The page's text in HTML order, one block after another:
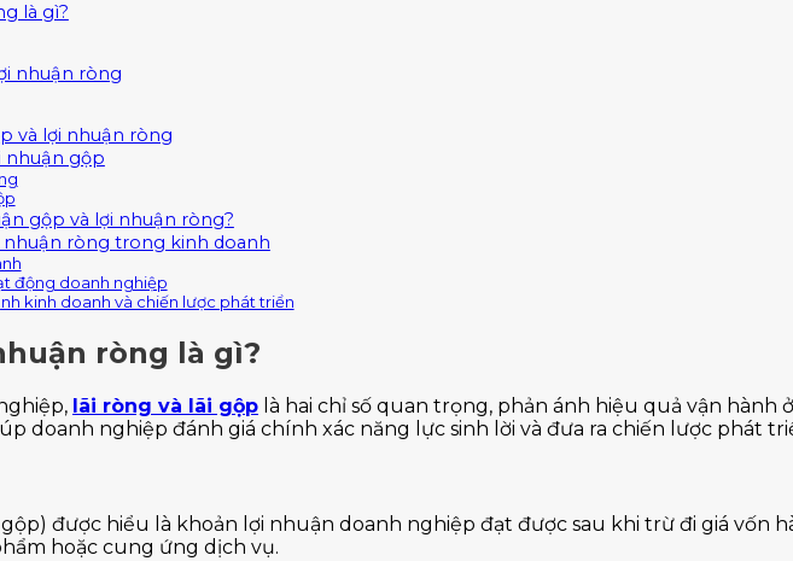
là gì?
nhuận ròng
và lợi nhuận ròng
nhuận gộp
gộp và lợi nhuận ròng?
ròng trong kinh doanh
động doanh nghiệp
kinh doanh và chiến lược phát triển
ròng là gì?
lãi ròng và lãi gộp là hai chỉ số quan trọng, phản ánh hiệu quả vận hành
doanh nghiệp đánh giá chính xác năng lực sinh lời và đưa ra chiến lược phát
gộp) được hiểu là khoản lợi nhuận doanh nghiệp đạt được sau khi trừ đi giá vốn
hoặc cung ứng dịch vụ.